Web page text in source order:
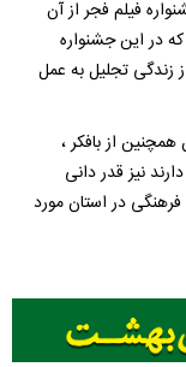
فیلم فجر از آن
در این جشنواره
زندگی تجلیل به عمل
از بافکر ،
نیز قدر دانی
در استان مورد